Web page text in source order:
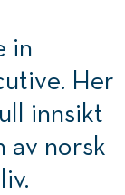
in
Her
innsikt
av norsk